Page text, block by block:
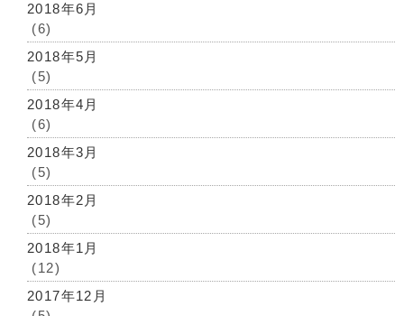
2018年6月
(6)
2018年5月
(5)
2018年4月
(6)
2018年3月
(5)
2018年2月
(5)
2018年1月
(12)
2017年12月